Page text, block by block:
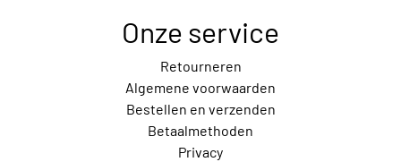
Onze service
Retourneren
Algemene voorwaarden
Bestellen en verzenden
Betaalmethoden
Privacy